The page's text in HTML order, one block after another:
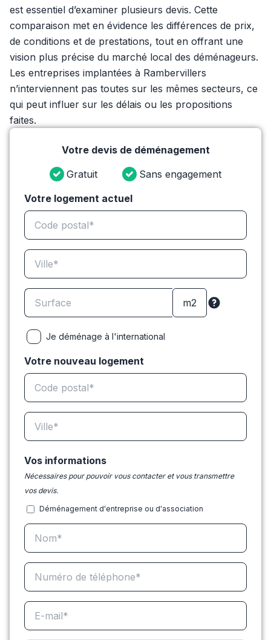
est essentiel d’examiner plusieurs devis. Cette
comparaison met en évidence les différences de prix,
de conditions et de prestations, tout en offrant une
vision plus précise du marché local des déménageurs.
Les entreprises implantées à Rambervillers
n’interviennent pas toutes sur les mêmes secteurs, ce
qui peut influer sur les délais ou les propositions
faites.
Votre devis de déménagement
Gratuit
Sans engagement
Votre logement actuel
Je déménage à l'international
Votre nouveau logement
Vos informations
Nécessaires pour pouvoir vous contacter et vous transmettre
vos devis.
Déménagement d'entreprise ou d'association